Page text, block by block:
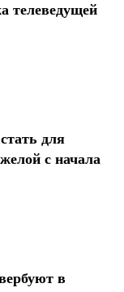
телеведущей
для
с начала
в